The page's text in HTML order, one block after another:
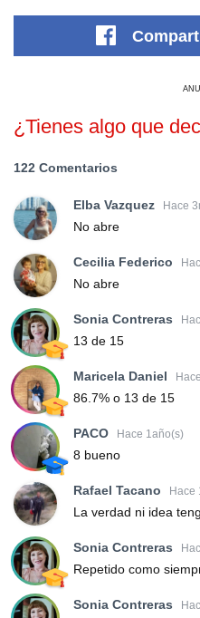
¿Tienes algo que
122 Comentarios
Elba Vazquez Hace
No abre
Cecilia Federico
No abre
Sonia Contreras
13 de 15
Maricela Daniel
86.7% o 13 de 15
PACO Hace 1año(s)
8 bueno
Rafael Tacano Hace
La verdad ni idea
Sonia Contreras
Repetido como
Sonia Contreras